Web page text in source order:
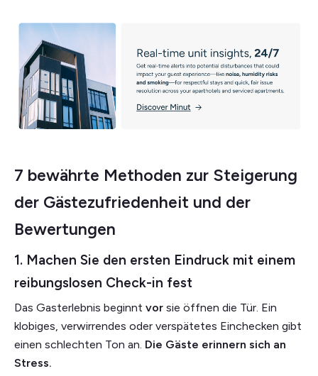
7 bewährte Methoden zur Steigerung
der Gästezufriedenheit und der
Bewertungen
1. Machen Sie den ersten Eindruck mit einem
reibungslosen Check-in fest
Das Gasterlebnis beginnt vor sie öffnen die Tür. Ein
klobiges, verwirrendes oder verspätetes Einchecken gibt
einen schlechten Ton an. Die Gäste erinnern sich an
Stress.